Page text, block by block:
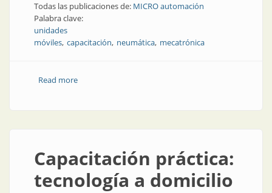
Todas las publicaciones de: MICRO automación
Palabra clave:
unidades
móviles capacitación neumática mecatrónica
Read moreabout Todo para aprender, practicar y aplicar
Capacitación práctica:
tecnología a domicilio